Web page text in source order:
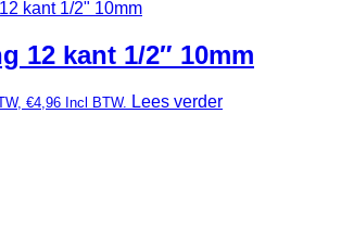
12 kant 1/2″ 10mm
€4,96 Incl BTW. Lees verder